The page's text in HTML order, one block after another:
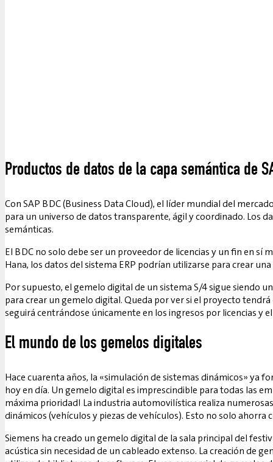
Productos de datos de la capa semántica de
Con SAP BDC (Business Data Cloud), el líder mundial del
para un universo de datos transparente, ágil y coordinado. Los
semánticas.
El BDC no solo debe ser un proveedor de licencias y un fin en
Hana, los datos del sistema ERP podrían utilizarse para crear
Por supuesto, el gemelo digital de un sistema S/4 sigue siendo
para crear un gemelo digital. Queda por ver si el proyecto
seguirá centrándose únicamente en los ingresos por licencias y
El mundo de los gemelos digitales
Hace cuarenta años, la «simulación de sistemas dinámicos» ya
hoy en día. Un gemelo digital es imprescindible para todas las
máxima prioridad! La industria automovilística realiza
dinámicos (vehículos y piezas de vehículos). Esto no solo ahorra
Siemens ha creado un gemelo digital de la sala principal del
acústica sin necesidad de un cableado extenso. La creación de